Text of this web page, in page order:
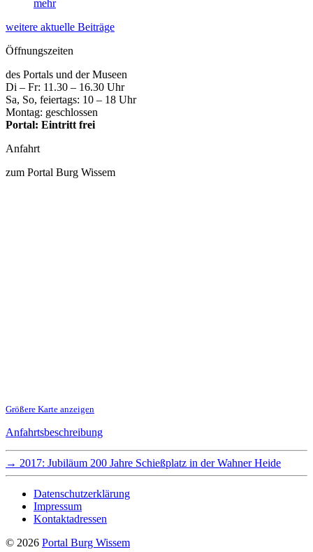
mehr
weitere aktuelle Beiträge
Öffnungszeiten
des Portals und der Museen
Di – Fr: 11.30 – 16.30 Uhr
Sa, So, feiertags: 10 – 18 Uhr
Montag: geschlossen
Portal: Eintritt frei
Anfahrt
zum Portal Burg Wissem
Größere Karte anzeigen
Anfahrtsbeschreibung
→ 2017: Jubiläum 200 Jahre Schießplatz in der Wahner Heide
Datenschutzerklärung
Impressum
Kontaktadressen
© 2026 Portal Burg Wissem